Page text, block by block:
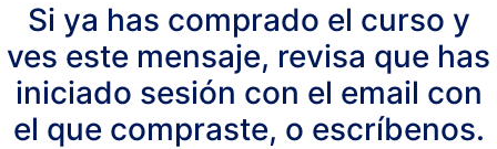
Si ya has comprado el curso y
ves este mensaje, revisa que has
iniciado sesión con el email con
el que compraste, o escríbenos.